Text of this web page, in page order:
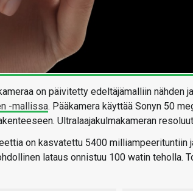
on päivitetty edeltäjämalliin
-mallissa. Pääkamera käyttää Sonyn 50
Ultralaajakulmakameran
on kasvatettu 5400
lataus onnistuu 100 watin teholla.